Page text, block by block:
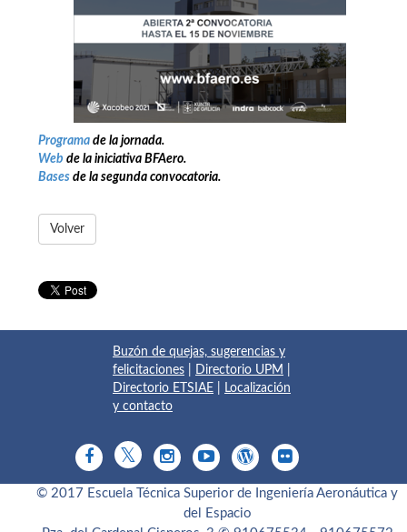
Programa de la jornada.
Web de la iniciativa BFAero.
Bases de la segunda convocatoria.
Volver
Buzón de quejas, sugerencias y
felicitaciones
Directorio UPM
Directorio ETSIAE
Localización
y contacto
© 2017 Escuela Técnica Superior de Ingeniería Aeronáutica y
del Espacio